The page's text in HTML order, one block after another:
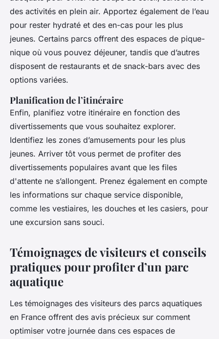
des activités en plein air. Apportez également de l’eau
pour rester hydraté et des en-cas pour les plus
jeunes. Certains parcs offrent des espaces de pique-
nique où vous pouvez déjeuner, tandis que d’autres
disposent de restaurants et de snack-bars avec des
options variées.
Planification de l’itinéraire
Enfin, planifiez votre itinéraire en fonction des
divertissements que vous souhaitez explorer.
Identifiez les zones d’amusements pour les plus
jeunes. Arriver tôt vous permet de profiter des
divertissements populaires avant que les files
d'attente ne s’allongent. Prenez également en compte
les informations sur chaque service disponible,
comme les vestiaires, les douches et les casiers, pour
une excursion sans souci.
Témoignages de visiteurs et conseils
pratiques pour profiter d’un parc
aquatique
Les témoignages des visiteurs des parcs aquatiques
en France offrent des avis précieux sur comment
optimiser votre journée dans ces espaces de